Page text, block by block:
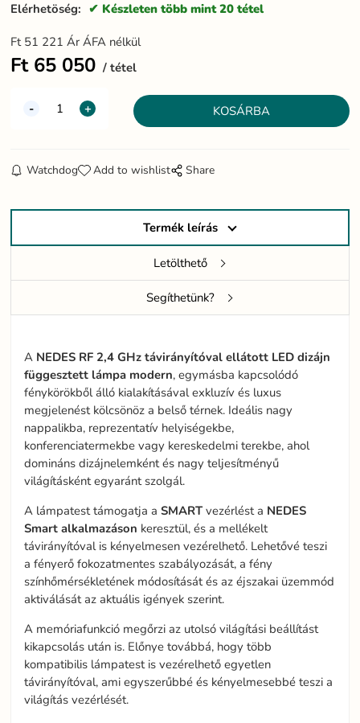
Elérhetöség: Készleten több mint 20 tétel
Ft 51 221 Ár ÁFA nélkül
Ft 65 050 tétel
Watchdog Add to wishlist Share
Termék leírás
Letölthető
Segíthetünk?
A NEDES RF 2,4 GHz távirányítóval ellátott LED dizájn
függesztett lámpa modern, egymásba kapcsolódó
fénykörökből álló kialakításával exkluzív és luxus
megjelenést kölcsönöz a belső térnek. Ideális nagy
nappalikba, reprezentatív helyiségekbe,
konferenciatermekbe vagy kereskedelmi terekbe, ahol
domináns dizájnelemként és nagy teljesítményű
világításként egyaránt szolgál.
A lámpatest támogatja aSMARTvezérlést a NEDES
Smart alkalmazáson keresztül, és a mellékelt
távirányítóval is kényelmesen vezérelhető. Lehetővé teszi
a fényerő fokozatmentes szabályozását, a fény
színhőmérsékletének módosítását és az éjszakai üzemmód
aktiválását az aktuális igények szerint.
A memóriafunkció megőrzi az utolsó világítási beállítást
kikapcsolás után is. Előnye továbbá, hogy több
kompatibilis lámpatest is vezérelhető egyetlen
távirányítóval, ami egyszerűbbé és kényelmesebbé teszi a
világítás vezérlését.